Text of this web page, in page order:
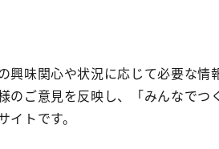
興味関心や状況に応じて必要な情
のご意見を反映し、「みんなでつ
トです。